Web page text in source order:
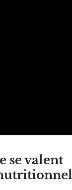
se valent